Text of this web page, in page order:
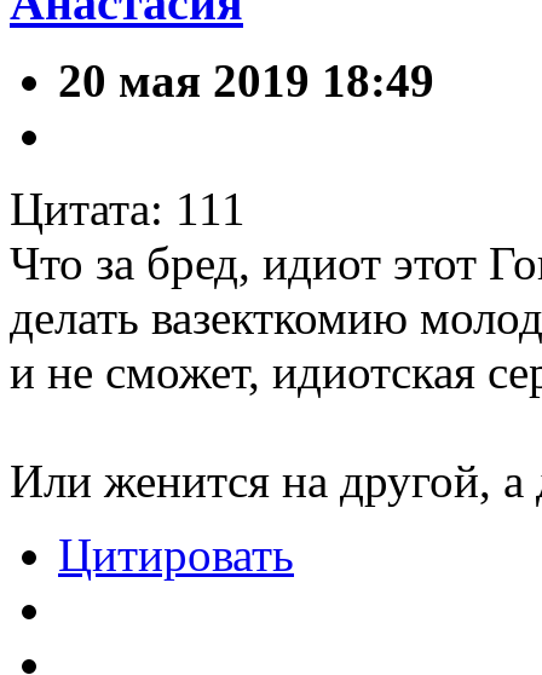
20 мая 2019 18:49
Цитата: 111
Что за бред, идиот этот
делать вазекткомию
и не сможет, идиотская
Или женится на другой,
Цитировать